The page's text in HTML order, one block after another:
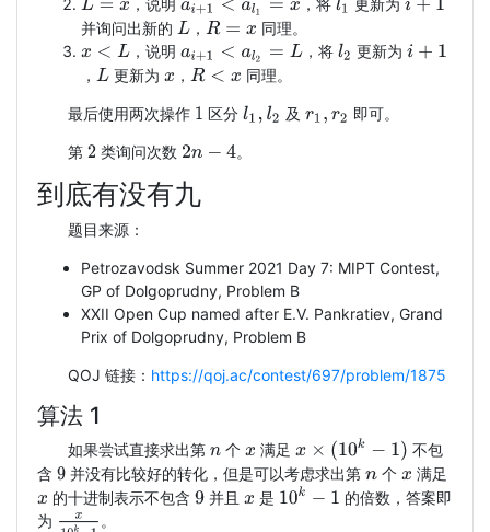
L= x ，说明ai+1< al1 =x ，将 l1 更新为i+1
并询问出新的 L ， R= x
同理。
x<L ，说明ai+1< al2 =L ，将 l2 更新为i+1
， L 更新为 x ， R< x 同理。
最后使用两次操作 1 区分l1, l2 及 r1, r2 即可。
第 2 类询问次数 2n−4 。
到底有没有九
题目来源：
Petrozavodsk Summer 2021 Day 7: MIPT Contest,
GP of Dolgoprudny, Problem B
XXII Open Cup named after E.V. Pankratiev, Grand
Prix of Dolgoprudny, Problem B
QOJ 链接： https://qoj.ac/contest/697/problem/1875
算法 1
如果尝试直接求出第 n 个x 满足x×(10k−1)
不包
含 9 并没有比较好的转化，但是可以考虑求出第n 个 x 满足
x 的十进制表示不包含 9并且 x 是 10k−1
的倍数，答案即
为 x10k− 1。